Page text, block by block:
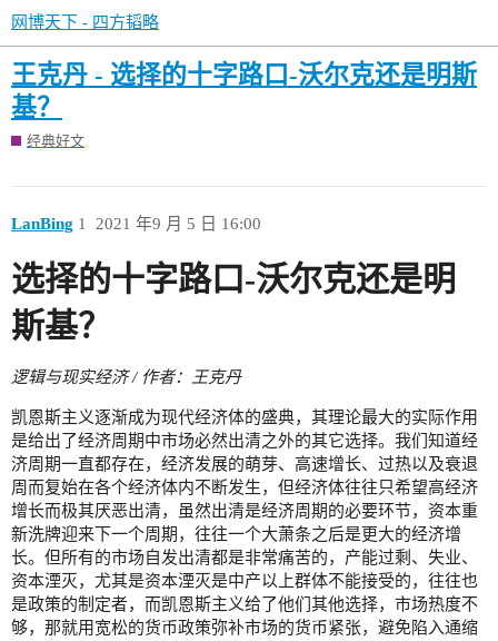
网博天下 - 四方韬略
王克丹 - 选择的十字路口-沃尔克还是明斯
基？
经典好文
LanBing 2021 年9 月 5 日 16:00
1
选择的十字路口-沃尔克还是明
斯基？
逻辑与现实经济 / 作者：王克丹
凯恩斯主义逐渐成为现代经济体的盛典，其理论最大的实际作用
是给出了经济周期中市场必然出清之外的其它选择。我们知道经
济周期一直都存在，经济发展的萌芽、高速增长、过热以及衰退
周而复始在各个经济体内不断发生，但经济体往往只希望高经济
增长而极其厌恶出清，虽然出清是经济周期的必要环节，资本重
新洗牌迎来下一个周期，往往一个大萧条之后是更大的经济增
长。但所有的市场自发出清都是非常痛苦的，产能过剩、失业、
资本湮灭，尤其是资本湮灭是中产以上群体不能接受的，往往也
是政策的制定者，而凯恩斯主义给了他们其他选择，市场热度不
够，那就用宽松的货币政策弥补市场的货币紧张，避免陷入通缩